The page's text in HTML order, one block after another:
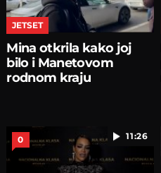
JETSET
Mina otkrila kako joj
bilo i Manetovom
rodnom kraju
11:26
0